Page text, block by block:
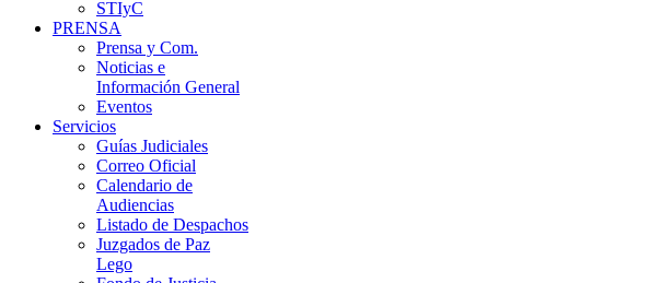
STIyC
PRENSA
Prensa y Com.
Noticias e
Información General
Eventos
Servicios
Guías Judiciales
Correo Oficial
Calendario de
Audiencias
Listado de Despachos
Juzgados de Paz
Lego